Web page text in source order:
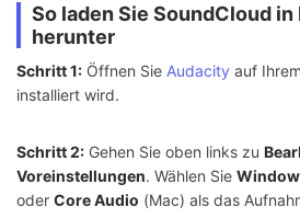
So laden Sie SoundCloud in
herunter
Schritt 1: Öffnen Sie Audacity auf
installiert wird.
Schritt 2: Gehen Sie oben links zu
Voreinstellungen. Wählen Sie
oder Core Audio (Mac) als das